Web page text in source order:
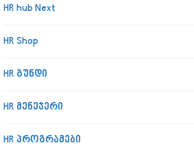
HR hub Next
HR Shop
HR გუნდი
HR მენეჯერი
HR პროგრამები